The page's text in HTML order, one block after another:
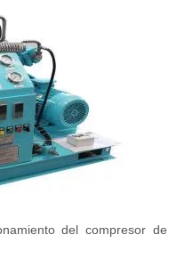
del compresor de